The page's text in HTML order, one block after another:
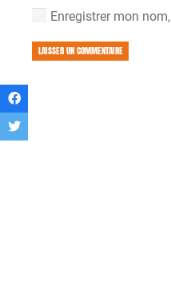
Enregistrer mon
LAISSER UN COMMENTAIRE